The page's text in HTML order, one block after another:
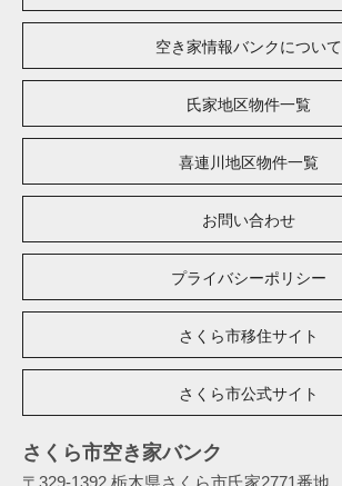
空き家情報バンクについて
氏家地区物件一覧
喜連川地区物件一覧
お問い合わせ
プライバシーポリシー
さくら市移住サイト
さくら市公式サイト
さくら市空き家バンク